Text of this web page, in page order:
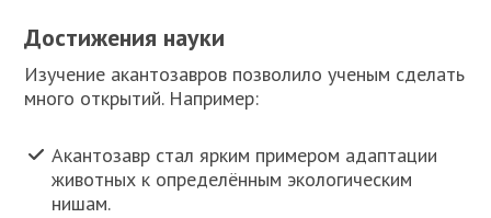
Достижения науки
Изучение акантозавров позволило ученым сделать
много открытий. Например:
Акантозавр стал ярким примером адаптации
животных к определённым экологическим
нишам.